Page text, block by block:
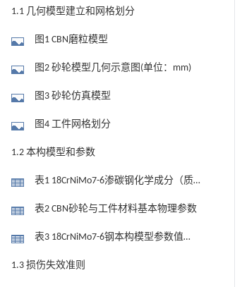
1.1 几何模型建立和网格划分
图1 CBN磨粒模型
图2 砂轮模型几何示意图(单位：mm)
图3 砂轮仿真模型
图4 工件网格划分
1.2 本构模型和参数
表1 18CrNiMo7-6渗碳钢化学成分（质量
表2 CBN砂轮与工件材料基本物理参数
表3 18CrNiMo7-6钢本构模型参数值
1.3 损伤失效准则